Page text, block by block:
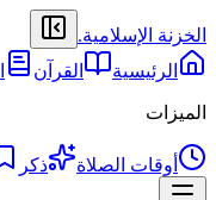
الخزنة الإسلامية.
الرئيسية
القرآن
الميزات
أوقات الصلاة ذكر